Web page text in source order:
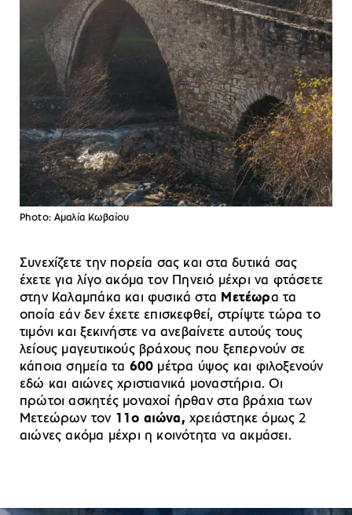
Photo: Αμαλία Κωβαίου
Συνεχίζετε την πορεία σας και στα δυτικά σας
έχετε για λίγο ακόμα τον Πηνειό μέχρι να φτάσετε
στην Καλαμπάκα και φυσικά στα Μετέωρα τα
οποία εάν δεν έχετε επισκεφθεί, στρίψτε τώρα το
τιμόνι και ξεκινήστε να ανεβαίνετε αυτούς τους
λείους μαγευτικούς βράχους που ξεπερνούν σε
κάποια σημεία τα 600 μέτρα ύψος και φιλοξενούν
εδώ και αιώνες χριστιανικά μοναστήρια. Οι
πρώτοι ασκητές μοναχοί ήρθαν στα βράχια των
Μετεώρων τον11ο αιώνα,χρειάστηκε όμως 2
αιώνες ακόμα μέχρι η κοινότητα να ακμάσει.